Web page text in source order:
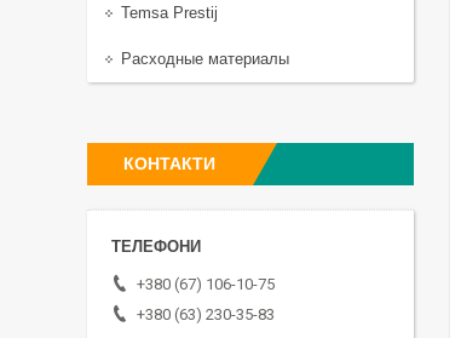
Temsa Prestij
Расходные материалы
КОНТАКТИ
+380 (67) 106-10-75
+380 (63) 230-35-83